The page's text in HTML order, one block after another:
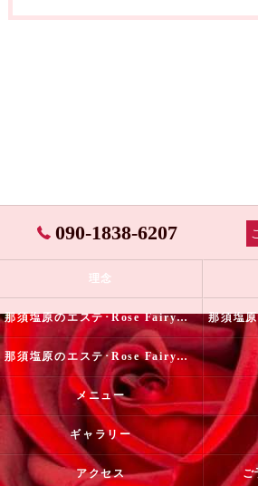
090-1838-6207
理念
那須塩原のエステ･Rose Fairyの口コミ情報
那須塩原のエステ･Rose Fairyのお客様の声
メニュー
ギャラリー
アクセス ご